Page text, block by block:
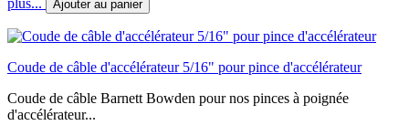
Ajouter au panier
Coude de câble d'accélérateur 5/16" pour pince d'accélérateur
Coude de câble Barnett Bowden pour nos pinces à poignée
d'accélérateur...